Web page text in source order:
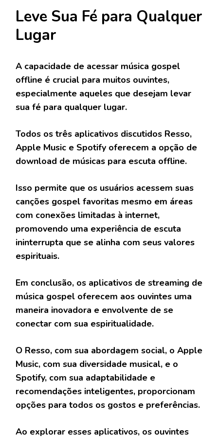
Leve Sua Fé para Qualquer
Lugar
A capacidade de acessar música gospel
offline é crucial para muitos ouvintes,
especialmente aqueles que desejam levar
sua fé para qualquer lugar.
Todos os três aplicativos discutidos Resso,
Apple Music e Spotify oferecem a opção de
download de músicas para escuta offline.
Isso permite que os usuários acessem suas
canções gospel favoritas mesmo em áreas
com conexões limitadas à internet,
promovendo uma experiência de escuta
ininterrupta que se alinha com seus valores
espirituais.
Em conclusão, os aplicativos de streaming de
música gospel oferecem aos ouvintes uma
maneira inovadora e envolvente de se
conectar com sua espiritualidade.
O Resso, com sua abordagem social, o Apple
Music, com sua diversidade musical, e o
Spotify, com sua adaptabilidade e
recomendações inteligentes, proporcionam
opções para todos os gostos e preferências.
Ao explorar esses aplicativos, os ouvintes